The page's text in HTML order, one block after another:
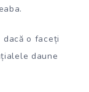
dacă o faceți
daune